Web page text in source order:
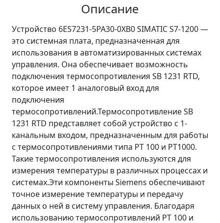
Описание
Устройство 6ES7231-5PA30-0XB0 SIMATIC S7-1200 —
это системная плата, предназначенная для
использования в автоматизированных системах
управления. Она обеспечивает возможность
подключения термосопротивления SB 1231 RTD,
которое имеет 1 аналоговый вход для
подключения
термосопротивлений.Термосопротивление SB
1231 RTD представляет собой устройство с 1-
канальным входом, предназначенным для работы
с термосопротивлениями типа PT 100 и PT1000.
Такие термосопротивления используются для
измерения температуры в различных процессах и
системах.Эти компоненты Siemens обеспечивают
точное измерение температуры и передачу
данных о ней в систему управления. Благодаря
использованию термосопротивлений PT 100 и